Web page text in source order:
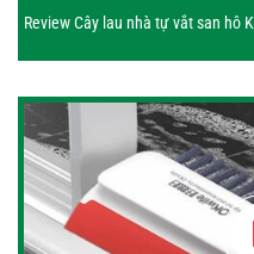
Review Cây lau nhà tự vắt san hô